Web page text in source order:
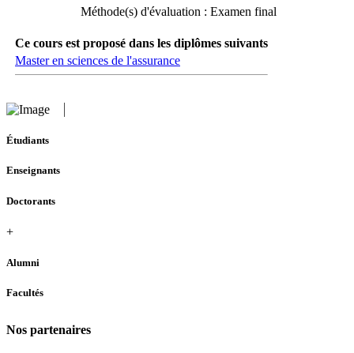
Méthode(s) d'évaluation : Examen final
Ce cours est proposé dans les diplômes suivants
Master en sciences de l'assurance
Étudiants
Enseignants
Doctorants
+
Alumni
Facultés
Nos partenaires